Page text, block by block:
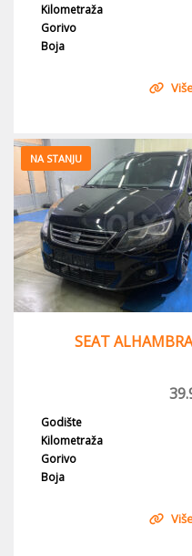
Kilometraža
Gorivo
Boja
NA STANJU
SEAT
Godište
Kilometraža
Gorivo
Boja